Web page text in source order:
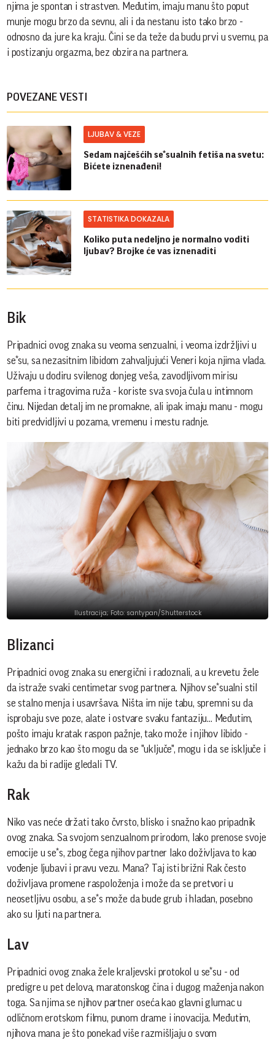
njima je spontan i strastven. Međutim, imaju manu što poput
munje mogu brzo da sevnu, ali i da nestanu isto tako brzo -
odnosno da jure ka kraju. Čini se da teže da budu prvi u svemu, pa
i postizanju orgazma, bez obzira na partnera.
POVEZANE VESTI
LJUBAV & VEZE
Sedam najčešćih se*sualnih fetiša na svetu:
Bićete iznenađeni!
STATISTIKA DOKAZALA
Koliko puta nedeljno je normalno voditi
ljubav? Brojke će vas iznenaditi
Bik
Pripadnici ovog znaka su veoma senzualni, i veoma izdržljivi u
se*su, sa nezasitnim libidom zahvaljujući Veneri koja njima vlada.
Uživaju u dodiru svilenog donjeg veša, zavodljivom mirisu
parfema i tragovima ruža - koriste sva svoja čula u intimnom
činu. Nijedan detalj im ne promakne, ali ipak imaju manu - mogu
biti predvidljivi u pozama, vremenu i mestu radnje.
Ilustracija; Foto: santypan/Shutterstock
Blizanci
Pripadnici ovog znaka su energični i radoznali, a u krevetu žele
da istraže svaki centimetar svog partnera. Njihov se*sualni stil
se stalno menja i usavršava. Ništa im nije tabu, spremni su da
isprobaju sve poze, alate i ostvare svaku fantaziju... Međutim,
pošto imaju kratak raspon pažnje, tako može i njihov libido -
jednako brzo kao što mogu da se "uključe", mogu i da se isključe i
kažu da bi radije gledali TV.
Rak
Niko vas neće držati tako čvrsto, blisko i snažno kao pripadnik
ovog znaka. Sa svojom senzualnom prirodom, lako prenose svoje
emocije u se*s, zbog čega njihov partner lako doživljava to kao
vođenje ljubavi i pravu vezu. Mana? Taj isti brižni Rak često
doživljava promene raspoloženja i može da se pretvori u
neosetljivu osobu, a se*s može da bude grub i hladan, posebno
ako su ljuti na partnera.
Lav
Pripadnici ovog znaka žele kraljevski protokol u se*su - od
predigre u pet delova, maratonskog čina i dugog maženja nakon
toga. Sa njima se njihov partner oseća kao glavni glumac u
odličnom erotskom filmu, punom drame i inovacija. Međutim,
njihova mana je što ponekad više razmišljaju o svom